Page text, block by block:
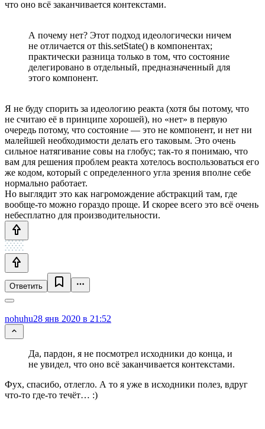
что оно всё заканчивается контекстами.
А почему нет? Этот подход идеологически ничем
не отличается от this.setState() в компонентах;
практически разница только в том, что состояние
делегировано в отдельный, предназначенный для
этого компонент.
Я не буду спорить за идеологию реакта (хотя бы потому, что
не считаю её в принципе хорошей), но «нет» в первую
очередь потому, что состояние — это не компонент, и нет ни
малейшей необходимости делать его таковым. Это очень
сильное натягивание совы на глобус; так-то я понимаю, что
вам для решения проблем реакта хотелось воспользоваться его
же кодом, который с определенного угла зрения вполне себе
нормально работает.
Но выглядит это как нагромождение абстракций там, где
вообще-то можно гораздо проще. И скорее всего это всё очень
небесплатно для производительности.
Ответить
nohuhu28 янв 2020 в 21:52
Да, пардон, я не посмотрел исходники до конца, и
не увидел, что оно всё заканчивается контекстами.
Фух, спасибо, отлегло. А то я уже в исходники полез, вдруг
что-то где-то течёт… :)